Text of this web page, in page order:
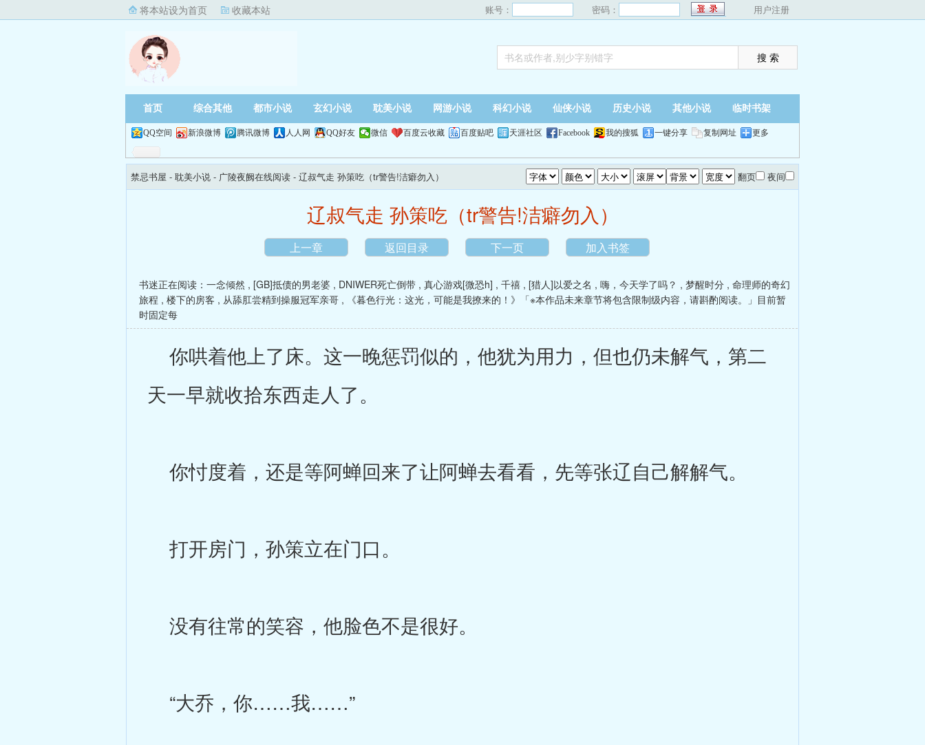
将本站设为首页 收藏本站 账号： 密码： 用户注册
首页 综合其他 都市小说 玄幻小说 耽美小说 网游小说 科幻小说 仙侠小说 历史小说 其他小说 临时书架
QQ空间 新浪微博 腾讯微博 人人网 QQ好友 微信 百度云收藏 百度贴吧 天涯社区 Facebook 我的搜狐 一键分享 复制网址 更多
禁忌书屋 - 耽美小说 - 广陵夜阙在线阅读 - 辽叔气走 孙策吃（tr警告!洁癖勿入） 翻页 夜间
辽叔气走 孙策吃（tr警告!洁癖勿入）
上一章 返回目录 下一页 加入书签
书迷正在阅读： 一念倾然 , [GB]抵债的男老婆 , DNIWER死亡倒带 , 真心游戏[微恐h] , 千禧 , [猎人]以爱之名 , 嗨，今天学了吗？ , 梦醒时分 , 命理师的奇幻
旅程 , 楼下的房客 , 从舔肛尝精到操服冠军亲哥 ,
《暮色行光：这光，可能是我撩来的！》「※本作品未来章节将包含限制级内容，请斟酌阅读。」目前暂
时固定每
你哄着他上了床。这一晚惩罚似的，他犹为用力，但也仍未解气，第二
天一早就收拾东西走人了。
你忖度着，还是等阿蝉回来了让阿蝉去看看，先等张辽自己解解气。
打开房门，孙策立在门口。
没有往常的笑容，他脸色不是很好。
“大乔，你……我……”